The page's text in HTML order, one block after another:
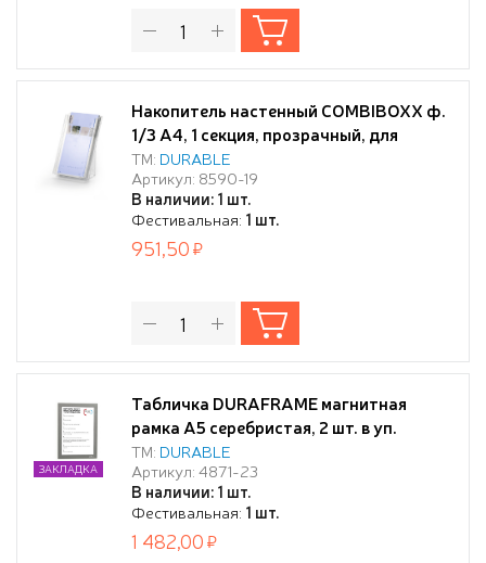
Накопитель настенный COMBIBOXX ф.
1/3 А4, 1 секция, прозрачный, для
презентационных материалов
ТМ: DURABLE
Артикул: 8590-19
В наличии: 1 шт.
Фестивальная: 1 шт.
951,50
Табличка DURAFRAME магнитная
рамка А5 серебристая, 2 шт. в уп.
ТМ: DURABLE
Артикул: 4871-23
В наличии: 1 шт.
Фестивальная: 1 шт.
ЗАКЛАДКА
1 482,00